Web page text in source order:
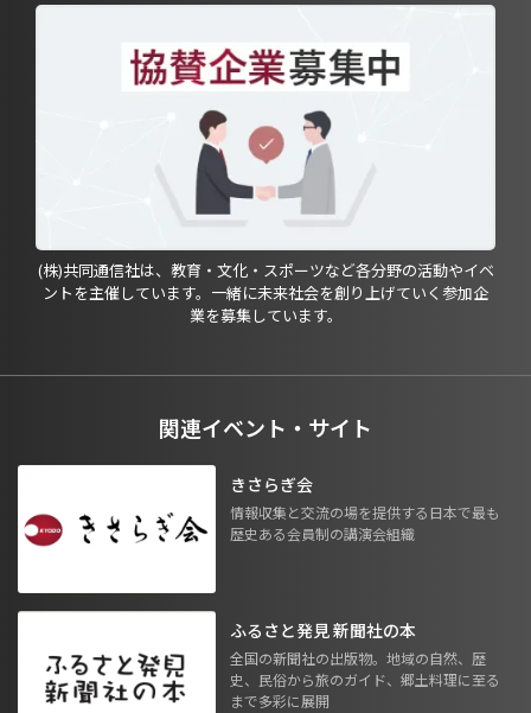
(株)共同通信社は、教育・文化・スポーツなど各分野の活動やイベ
ントを主催しています。一緒に未来社会を創り上げていく参加企
業を募集しています。
関連イベント・サイト
きさらぎ会
情報収集と交流の場を提供する日本で最も
歴史ある会員制の講演会組織
ふるさと発見 新聞社の本
全国の新聞社の出版物。地域の自然、歴
史、民俗から旅のガイド、郷土料理に至る
まで多彩に展開